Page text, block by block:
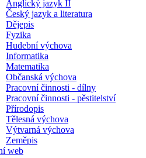
Anglický jazyk II
Český jazyk a literatura
Dějepis
Fyzika
Hudební výchova
Informatika
Matematika
Občanská výchova
Pracovní činnosti - dílny
Pracovní činnosti - pěstitelství
Přírodopis
Tělesná výchova
Výtvarná výchova
Zeměpis
web